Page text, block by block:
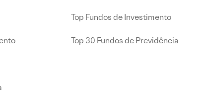
Top Fundos de Investimento
Top 30 Fundos de Previdência